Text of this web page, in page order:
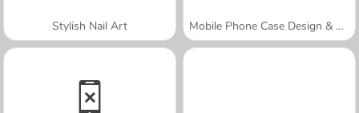
Stylish Nail Art Mobile Phone Case Design & DIY